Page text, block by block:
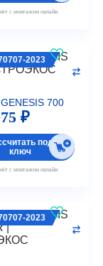
с монтажом онлайн
700
2023
₽
под
ключ
с монтажом онлайн
2023